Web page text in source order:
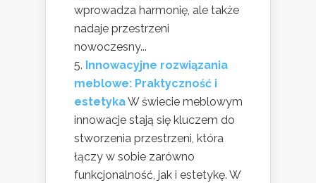
wprowadza harmonię, ale także
nadaje przestrzeni
nowoczesny...
Innowacyjne rozwiązania
meblowe: Praktyczność i
estetykaW świecie meblowym
innowacje stają się kluczem do
stworzenia przestrzeni, która
łączy w sobie zarówno
funkcjonalność, jak i estetykę. W